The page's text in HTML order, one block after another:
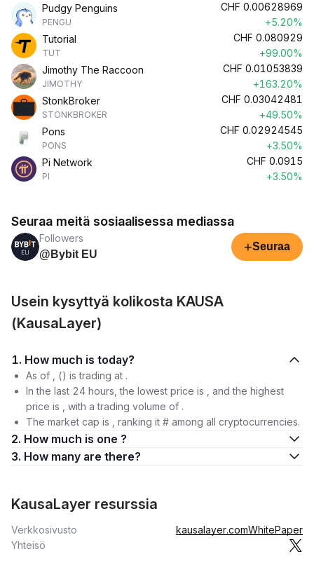
Pudgy Penguins
PENGU
CHF 0.00628969
+5.20%
Tutorial
TUT
CHF 0.080929
+99.00%
Jimothy The Raccoon
JIMOTHY
CHF 0.01053839
+163.20%
StonkBroker
STONKBROKER
CHF 0.03042481
+49.50%
Pons
PONS
CHF 0.02924545
+3.50%
Pi Network
PI
CHF 0.0915
+3.50%
Seuraa meitä sosiaalisessa mediassa
Followers
@Bybit EU
+Seuraa
Usein kysyttyä kolikosta KAUSA
(KausaLayer)
1. How much is today?
As of , () is trading at .
In the last 24 hours, the lowest price is , and the highest
price is , with a trading volume of .
The market cap is , ranking it # among all cryptocurrencies.
2. How much is one ?
3. How many are there?
KausaLayer resurssia
Verkkosivusto kausalayer.comWhitePaper
Yhteisö